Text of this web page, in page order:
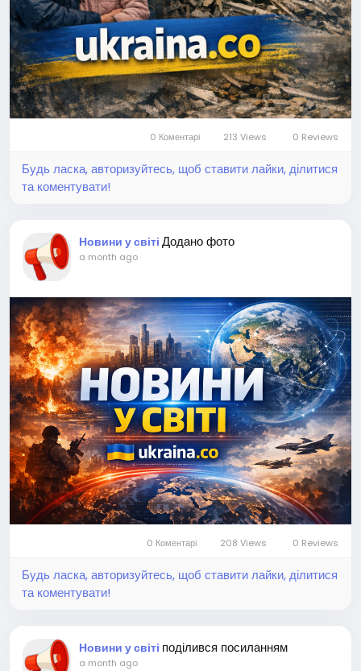
0 Коментарі 213 Views 0 Reviews
Будь ласка, авторизуйтесь, щоб ставити лайки, ділитися
та коментувати!
Новини у світі Додано фото
a month ago
0 Коментарі 208 Views 0 Reviews
Будь ласка, авторизуйтесь, щоб ставити лайки, ділитися
та коментувати!
Новини у світі поділився посиланням
a month ago